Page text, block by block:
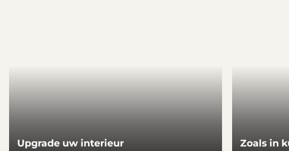
Upgrade uw interieur Zoals in